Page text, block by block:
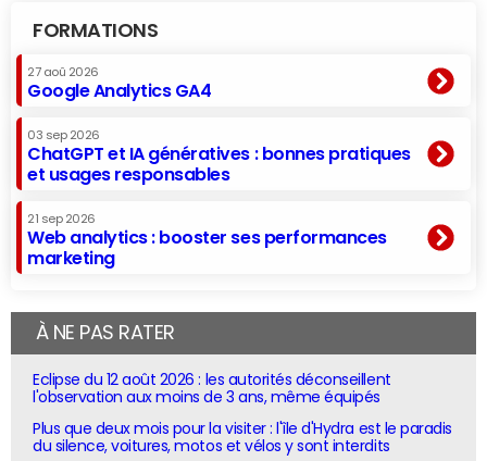
FORMATIONS
27 aoû 2026
Google Analytics GA4
03 sep 2026
ChatGPT et IA génératives : bonnes pratiques
et usages responsables
21 sep 2026
Web analytics : booster ses performances
marketing
À NE PAS RATER
Eclipse du 12 août 2026 : les autorités déconseillent
l'observation aux moins de 3 ans, même équipés
Plus que deux mois pour la visiter : l'île d'Hydra est le paradis
du silence, voitures, motos et vélos y sont interdits